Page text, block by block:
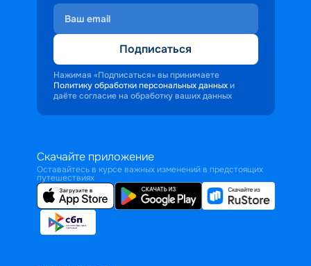
Подписаться
Нажимая «Подписаться» вы принимаете
Политику обработки персональных данных и
даёте согласие на обработку ваших данных
Скачайте приложение
Оставайтесь в курсе важных изменений в предстоящих
путешествиях